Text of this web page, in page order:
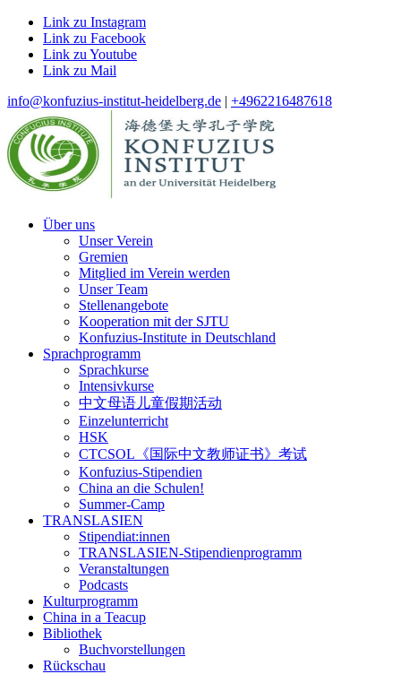
Link zu Instagram
Link zu Facebook
Link zu Youtube
Link zu Mail
info@konfuzius-institut-heidelberg.de | +4962216487618
Über uns
Unser Verein
Gremien
Mitglied im Verein werden
Unser Team
Stellenangebote
Kooperation mit der SJTU
Konfuzius-Institute in Deutschland
Sprachprogramm
Sprachkurse
Intensivkurse
中文母语儿童假期活动
Einzelunterricht
HSK
CTCSOL《国际中文教师证书》考试
Konfuzius-Stipendien
China an die Schulen!
Summer-Camp
TRANSLASIEN
Stipendiat:innen
TRANSLASIEN-Stipendienprogramm
Veranstaltungen
Podcasts
Kulturprogramm
China in a Teacup
Bibliothek
Buchvorstellungen
Rückschau